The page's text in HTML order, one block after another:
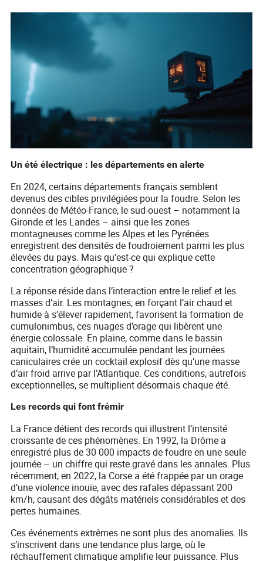
Un été électrique : les départements en alerte
En 2024, certains départements français semblent
devenus des cibles privilégiées pour la foudre. Selon les
données de Météo-France, le sud-ouest – notamment la
Gironde et les Landes – ainsi que les zones
montagneuses comme les Alpes et les Pyrénées
enregistrent des densités de foudroiement parmi les plus
élevées du pays. Mais qu’est-ce qui explique cette
concentration géographique ?
La réponse réside dans l’interaction entre le relief et les
masses d’air. Les montagnes, en forçant l’air chaud et
humide à s’élever rapidement, favorisent la formation de
cumulonimbus, ces nuages d’orage qui libèrent une
énergie colossale. En plaine, comme dans le bassin
aquitain, l’humidité accumulée pendant les journées
caniculaires crée un cocktail explosif dès qu’une masse
d’air froid arrive par l’Atlantique. Ces conditions, autrefois
exceptionnelles, se multiplient désormais chaque été.
Les records qui font frémir
La France détient des records qui illustrent l’intensité
croissante de ces phénomènes. En 1992, la Drôme a
enregistré plus de 30 000 impacts de foudre en une seule
journée – un chiffre qui reste gravé dans les annales. Plus
récemment, en 2022, la Corse a été frappée par un orage
d’une violence inouïe, avec des rafales dépassant 200
km/h, causant des dégâts matériels considérables et des
pertes humaines.
Ces événements extrêmes ne sont plus des anomalies. Ils
s’inscrivent dans une tendance plus large, où le
réchauffement climatique amplifie leur puissance. Plus